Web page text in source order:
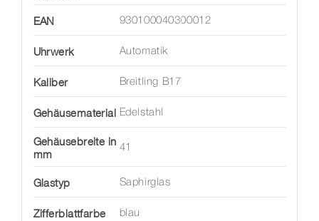
EAN 930100040300012
Uhrwerk Automatik
Kaliber Breitling B17
Gehäusematerial Edelstahl
Gehäusebreite in
mm
41
Glastyp Saphirglas
Zifferblattfarbe blau